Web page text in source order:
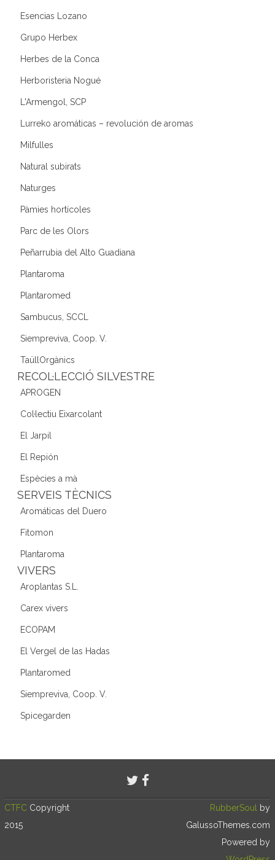
Esencias Lozano
Grupo Herbex
Herbes de la Conca
Herboristeria Nogué
L'Armengol, SCP
Lurreko aromáticas – revolución de aromas
Milfulles
Natural subirats
Naturges
Pàmies hortícoles
Parc de les Olors
Peñarrubia del Alto Guadiana
Plantaroma
Plantaromed
Sambucus, SCCL
Siempreviva, Coop. V.
TaüllOrgànics
RECOL·LECCIÓ SILVESTRE
APROGEN
Col·lectiu Eixarcolant
El Jarpil
El Repión
Espècies a mà
SERVEIS TÈCNICS
Aromáticas del Duero
Fitomon
Plantaroma
VIVERS
Aroplantas S.L.
Carex vivers
ECOPAM
El Vergel de las Hadas
Plantaromed
Siempreviva, Coop. V.
Spicegarden
CTFC Copyright
2015
RubberSoul
by
GalussoThemes.com
Powered by